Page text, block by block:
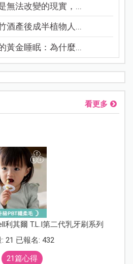
無法改變的現實，...
酒產後成半植物人...
黃金睡眠：為什麼...
看更多
利其爾 T.L.I第二代乳牙刷系列
21 已報名: 432
21篇心得